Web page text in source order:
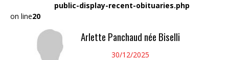
public-display-recent-obituaries.php
on line20
Arlette Panchaud née Biselli
30/12/2025